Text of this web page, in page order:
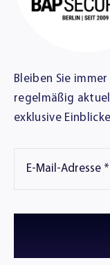
Bleiben Sie
regelmäßig
exklusive Einblicke